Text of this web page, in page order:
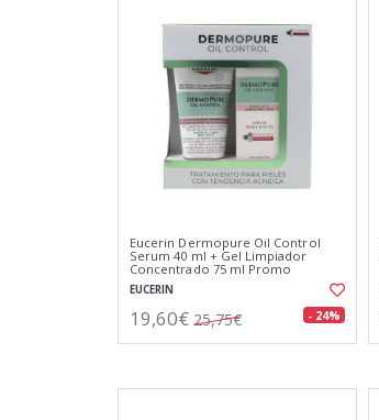
Eucerin Dermopure Oil Control
Serum 40 ml + Gel Limpiador
Concentrado 75 ml Promo
EUCERIN
19,60€ 25,75€ - 24%